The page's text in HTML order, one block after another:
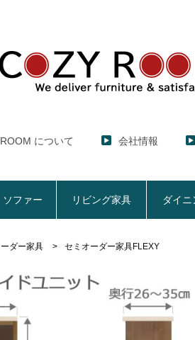
について 会社情報
ラック
ンジ台
サイズで選
幅60cm
家具
】レンジ台
レビ台・リビング収納
ソファー
素材で選ぶ
合皮ソファー
リビング家具
置きラック
サニタリー
アコーディ
ダイニ
ーダーダイニングテーブル
ートテーブル
【標準幅用
い！COZY ROOMオリジナル
スッキリ収納
CUBO】
狭いキッ
【
ダー家具 セミオーダー家具FLEXY